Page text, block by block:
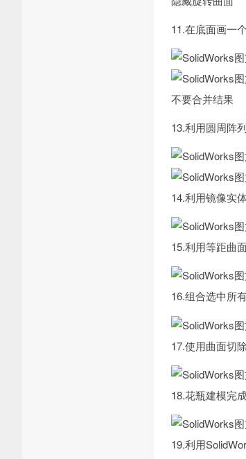
11.在底面画一
不要合并结果
13.利用圆周阵
14.利用镜像实
15.利用等距曲
16.组合选中所
17.使用曲面切
18.花瓶建模完
19.利用